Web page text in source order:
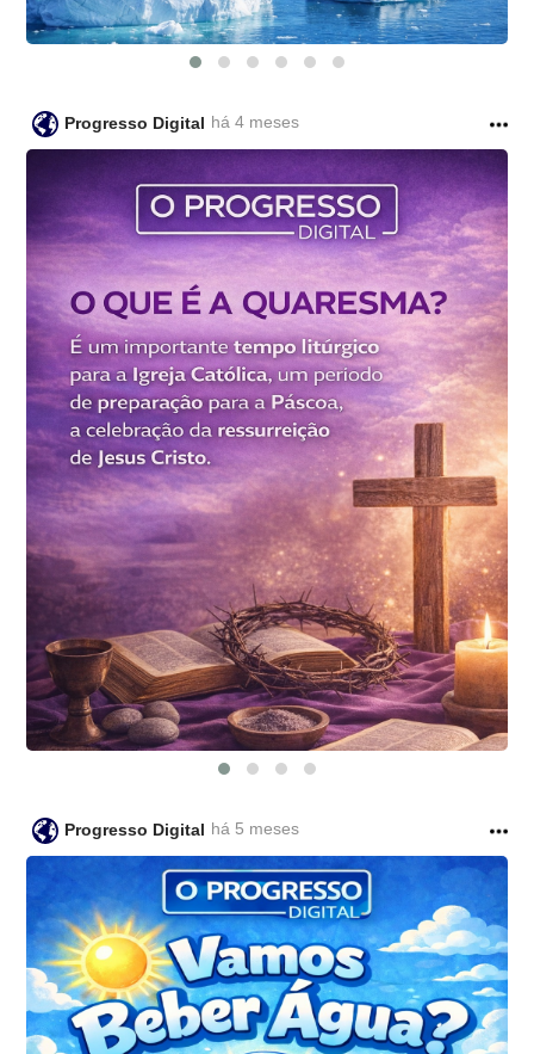
Progresso Digital há 4 meses
Progresso Digital há 5 meses